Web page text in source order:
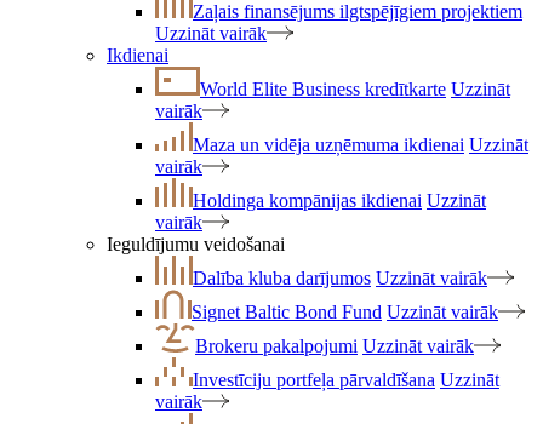
Zaļais finansējums ilgtspējīgiem projektiem
Uzzināt vairāk
Ikdienai
World Elite Business kredītkarte Uzzināt
vairāk
Maza un vidēja uzņēmuma ikdienai Uzzināt
vairāk
Holdinga kompānijas ikdienai Uzzināt
vairāk
Ieguldījumu veidošanai
Dalība kluba darījumos Uzzināt vairāk
Signet Baltic Bond Fund Uzzināt vairāk
Brokeru pakalpojumi Uzzināt vairāk
Investīciju portfeļa pārvaldīšana Uzzināt
vairāk